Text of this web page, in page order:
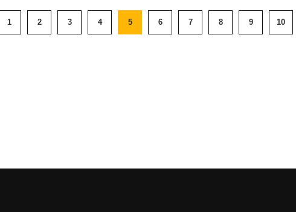
1 2 3 4 5 6 7 8 9 10